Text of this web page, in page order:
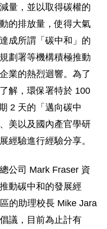
量，並以取得碳權的
的排放量，使得大氣
成所謂「碳中和」的
劃署等機構積極推動
業的熱烈迴響。為了
解，環保署特於 100
2 天的「邁向碳中
美以及國內產官學研
經驗進行經驗分享。
公司 Mark Fraser 資
動碳中和的發展經
的助理校長 Mike Jara
議，目前為止計有